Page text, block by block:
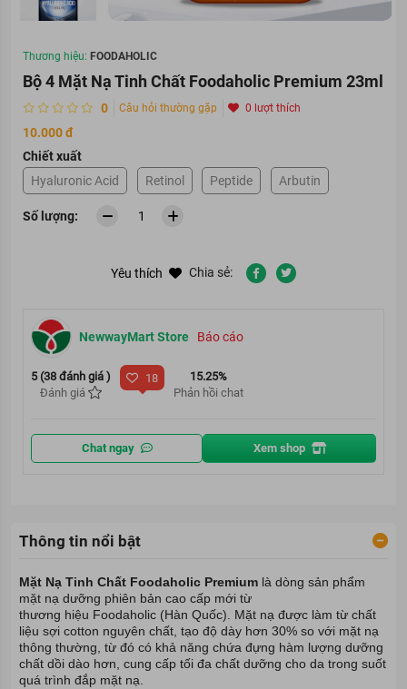
Thương hiệu: FOODAHOLIC
Bộ 4 Mặt Nạ Tinh Chất Foodaholic Premium 23ml
0 Câu hỏi thường gặp 0 lượt thích
10.000 đ
Chiết xuất
Hyaluronic Acid
Retinol Peptide Arbutin
Số lượng:
NewwayMart Store Báo cáo
5 (38 đánh giá )
Đánh giá
18
15.25%
Phản hồi chat
Chat ngay Xem shop
Yêu thích Chia sẻ:
Thông tin nổi bật
Mặt Nạ Tinh Chất Foodaholic Premium là dòng sản phẩm
mặt nạ dưỡng phiên bản cao cấp mới từ
thương hiệu Foodaholic (Hàn Quốc). Mặt nạ được làm từ chất
liệu sợi cotton nguyên chất, tạo độ dày hơn 30% so với mặt nạ
thông thường, từ đó có khả năng chứa đựng hàm lượng dưỡng
chất dồi dào hơn, cung cấp tối đa chất dưỡng cho da trong suốt
quá trình đắp mặt nạ.